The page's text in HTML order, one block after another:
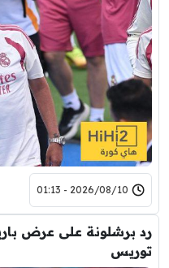
2026/08/10 - 01:13
رد برشلونة على عرض
توريس